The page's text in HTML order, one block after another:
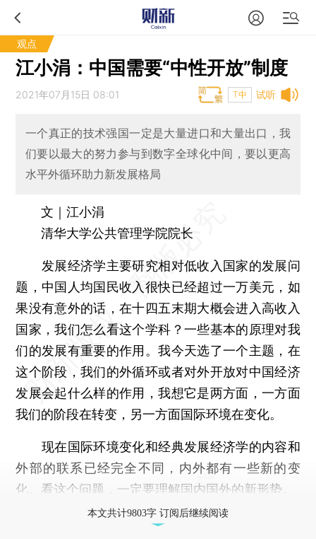
观点
江小涓：中国需要“中性开放”制度
试听
2021年07月15日 08:01 T中
一个真正的技术强国一定是大量进口和大量出口，我
们要以最大的努力参与到数字全球化中间，要以更高
水平外循环助力新发展格局
文｜江小涓
清华大学公共管理学院院长
发展经济学主要研究相对低收入国家的发展问
题，中国人均国民收入很快已经超过一万美元，如
果没有意外的话，在十四五末期大概会进入高收入
国家，我们怎么看这个学科？一些基本的原理对我
们的发展有重要的作用。我今天选了一个主题，在
这个阶段，我们的外循环或者对外开放对中国经济
发展会起什么样的作用，我想它是两方面，一方面
我们的阶段在转变，另一方面国际环境在变化。
现在国际环境变化和经典发展经济学的内容和
外部的联系已经完全不同，内外都有一些新的变
化。看这个问题，一定要理解国内国外的新形势。
本文共计9803字 订阅后继续阅读